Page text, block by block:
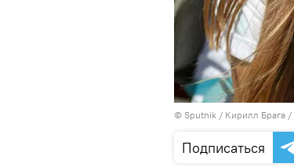
© Sputnik / Кирилл Брага /
Подписаться